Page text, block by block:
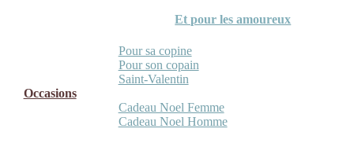
Et pour les amoureux
Pour sa copine
Pour son copain
Saint-Valentin
Occasions
Cadeau Noel Femme
Cadeau Noel Homme